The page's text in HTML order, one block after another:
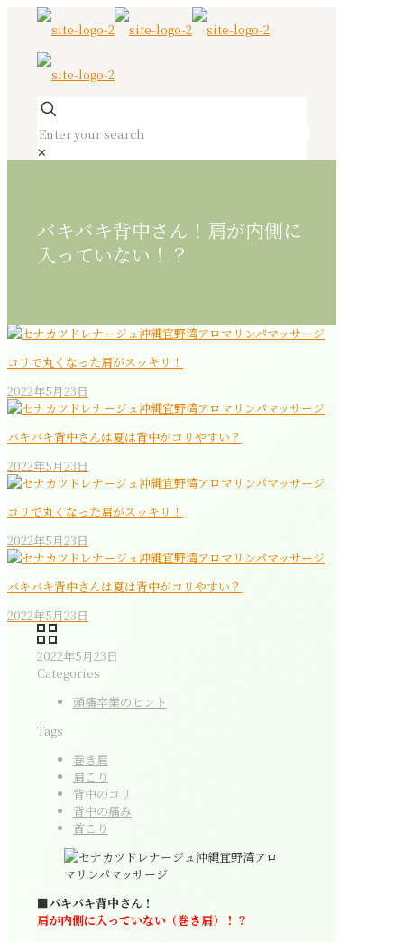
✕
バキバキ背中さん！肩が内側に
入っていない！？
コリで丸くなった肩がスッキリ！
2022年5月23日
バキバキ背中さんは夏は背中がコリやすい？
2022年5月23日
コリで丸くなった肩がスッキリ！
2022年5月23日
バキバキ背中さんは夏は背中がコリやすい？
2022年5月23日
2022年5月23日
Categories
頭痛卒業のヒント
Tags
巻き肩
肩こり
背中のコリ
背中の痛み
首こり
■バキバキ背中さん！
肩が内側に入っていない（巻き肩）！？